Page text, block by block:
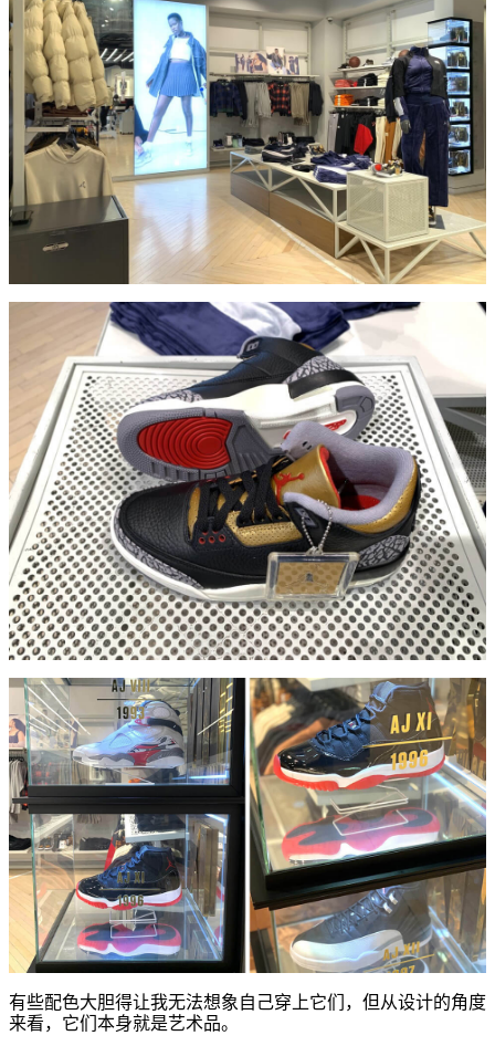
有些配色大胆得让我无法想象自己穿上它们，但从设计的角度
来看，它们本身就是艺术品。